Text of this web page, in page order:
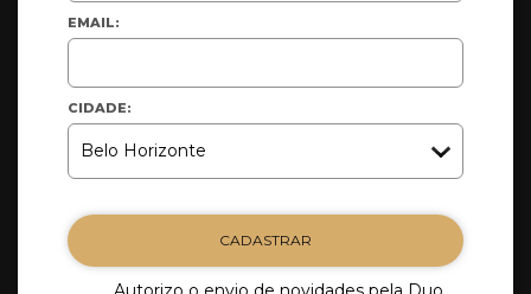
EMAIL:
CIDADE:
CADASTRAR